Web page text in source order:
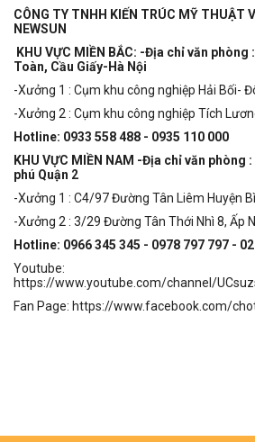
CÔNG TY TNHH KIẾN TRÚC MỸ THUẬT
NEWSUN
KHU VỰC MIỀN BẮC: -Địa chỉ văn phòng
Toàn, Cầu Giấy-Hà Nội
-Xưởng 1 : Cụm khu công nghiệp Hải Bối-
-Xưởng 2 : Cụm khu công nghiệp Tích
Hotline: 0933 558 488 - 0935 110 000
KHU VỰC MIỀN NAM -Địa chỉ văn phòng
phú Quận 2
-Xưởng 1 : C4/97 Đường Tân Liêm Huyện
-Xưởng 2 : 3/29 Đường Tân Thới Nhì 8, Ấp
Hotline: 0966 345 345 - 0978 797 797 -
Youtube:
https://www.youtube.com/channel/
Fan Page: https://www.facebook.com/